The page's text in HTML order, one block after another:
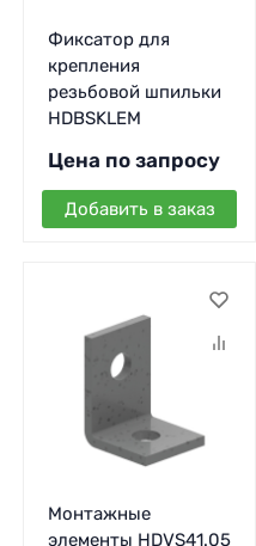
Фиксатор для
крепления
резьбовой шпильки
HDBSKLEM
Цена по запросу
Добавить в заказ
Монтажные
элементы HDVS41.05